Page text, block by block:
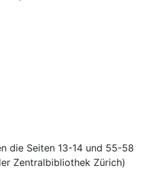
die Seiten 13-14 und 55-58
Zentralbibliothek Zürich)